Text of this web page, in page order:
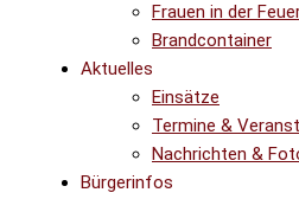
Frauen in der
Brandcontainer
Aktuelles
Einsätze
Termine &
Nachrichten &
Bürgerinfos